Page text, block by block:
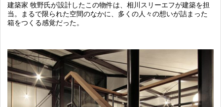
建築家 牧野氏が設計したこの物件は、相川スリーエフが建築を担
当。まるで限られた空間のなかに、多くの人々の想いが詰まった
箱をつくる感覚だった。